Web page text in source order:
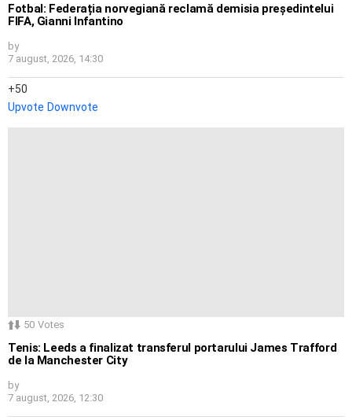
Fotbal: Federația norvegiană reclamă demisia președintelui
FIFA, Gianni Infantino
by
7 august, 2026, 14:30
50
Upvote Downvote
50 Votes
Tenis: Leeds a finalizat transferul portarului James Trafford
de la Manchester City
by
7 august, 2026, 12:30